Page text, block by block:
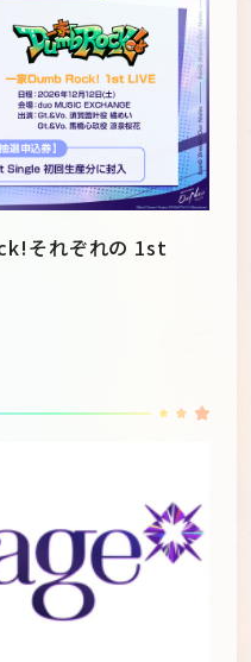
About
それぞれの 1st